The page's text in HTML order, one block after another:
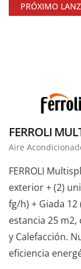
PRÓXIMO
FERROLI
Aire
FERROLI
exterior + (2)
fg/h) + Giada
estancia 25 m2,
y Calefacción.
eficiencia